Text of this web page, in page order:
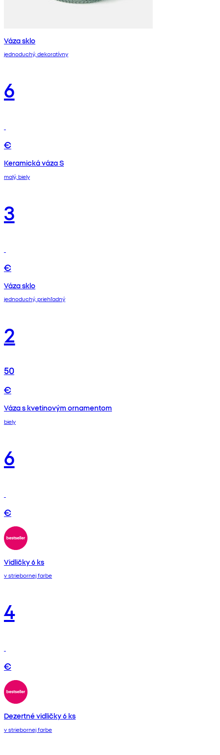
Váza sklo
jednoduchý, dekoratívny
6
€
Keramická váza S
malý, biely
3
€
Váza sklo
jednoduchý, priehľadný
2
50
€
Váza s kvetinovým ornamentom
biely
6
€
Vidličky 6 ks
v striebornej farbe
4
€
Dezertné vidličky 6 ks
v striebornej farbe